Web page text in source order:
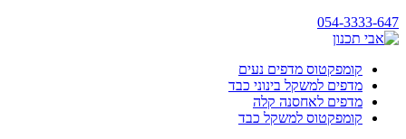
054-3333-647
קומפקטוס מדפים נעים
מדפים למשקל בינוני כבד
מדפים לאחסנה קלה
קומפקטוס למשקל כבד